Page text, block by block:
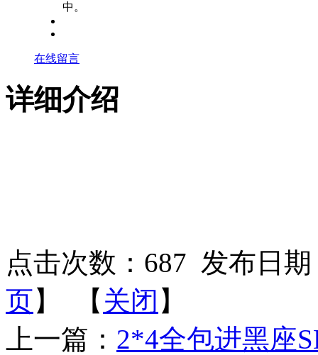
中。
在线留言
详细介绍
点击次数： 687 发布日
页】 【 关闭 】
上一篇： 2*4全包进黑座